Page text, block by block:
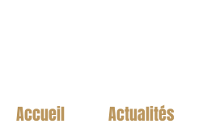
Accueil Actualités